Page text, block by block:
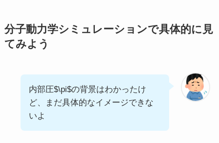
分子動力学シミュレーションで具体的に見
てみよう
内部圧$\pi$の背景はわかったけ
ど、まだ具体的なイメージできな
いよ